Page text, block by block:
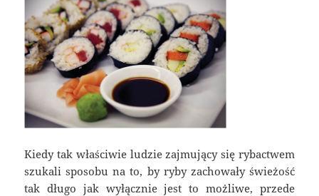
Kiedy tak właściwie ludzie zajmujący się rybactwem
szukali sposobu na to, by ryby zachowały świeżość
tak długo jak wyłącznie jest to możliwe, przede